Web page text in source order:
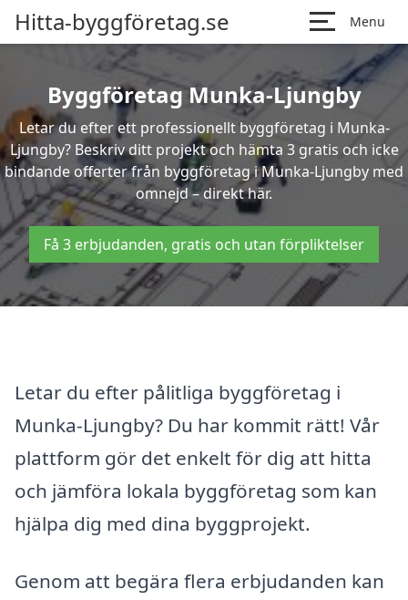
Hitta-byggföretag.se Menu
Byggföretag Munka-Ljungby
Letar du efter ett professionellt byggföretag i Munka-
Ljungby? Beskriv ditt projekt och hämta 3 gratis och icke
bindande offerter från byggföretag i Munka-Ljungby med
omnejd – direkt här.
Få 3 erbjudanden, gratis och utan förpliktelser
Letar du efter pålitliga byggföretag i
Munka-Ljungby? Du har kommit rätt! Vår
plattform gör det enkelt för dig att hitta
och jämföra lokala byggföretag som kan
hjälpa dig med dina byggprojekt.
Genom att begära flera erbjudanden kan